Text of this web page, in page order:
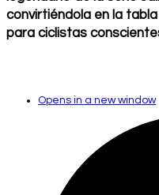
convirtiéndola en la
para ciclistas
Opens in a new window